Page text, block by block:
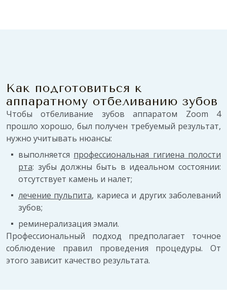
Как подготовиться к
аппаратному отбеливанию зубов
Чтобы отбеливание зубов аппаратом Zoom 4
прошло хорошо, был получен требуемый результат,
нужно учитывать нюансы:
выполняется профессиональная гигиена полости
рта: зубы должны быть в идеальном состоянии:
отсутствует камень и налет;
лечение пульпита, кариеса и других заболеваний
зубов;
реминерализация эмали.
Профессиональный подход предполагает точное
соблюдение правил проведения процедуры. От
этого зависит качество результата.